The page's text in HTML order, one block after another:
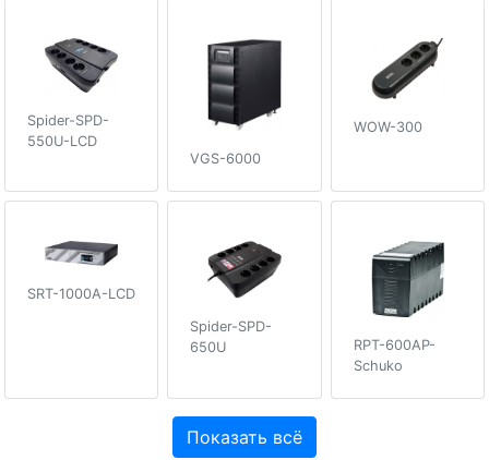
Spider-SPD-
550U-LCD
VGS-6000
WOW-300
SRT-1000A-LCD
Spider-SPD-
650U
RPT-600AP-
Schuko
Показать всё